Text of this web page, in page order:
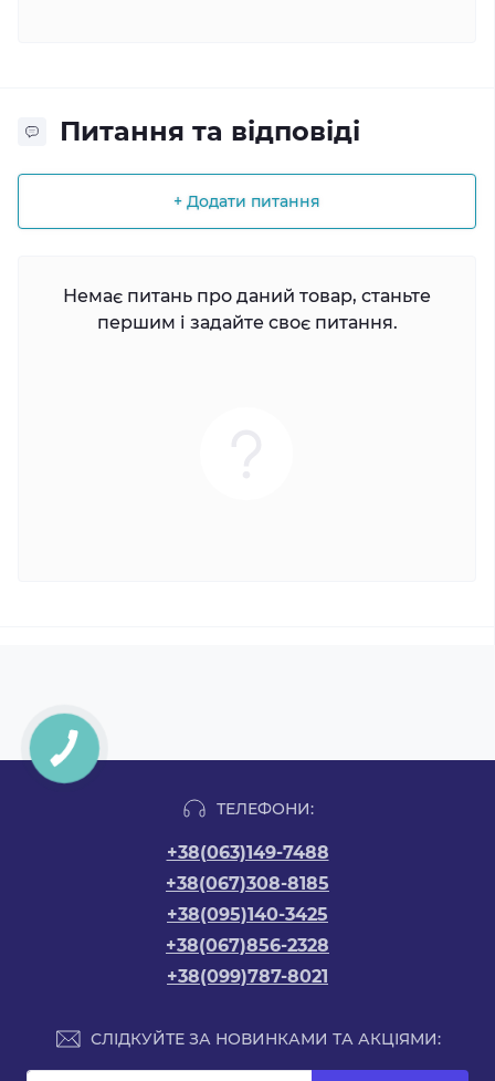
Питання та відповіді
+ Додати питання
Немає питань про даний товар, станьте
першим і задайте своє питання.
ТЕЛЕФОНИ:
+38(063)149-7488
+38(067)308-8185
+38(095)140-3425
+38(067)856-2328
+38(099)787-8021
СЛІДКУЙТЕ ЗА НОВИНКАМИ ТА АКЦІЯМИ: